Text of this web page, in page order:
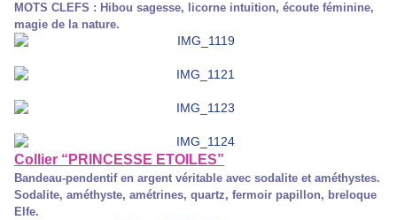
MOTS CLEFS : Hibou sagesse, licorne intuition, écoute féminine,
magie de la nature.
Collier “PRINCESSE ETOILES”
Bandeau-pendentif en argent véritable avec sodalite et améthystes.
Sodalite, améthyste, amétrines, quartz, fermoir papillon, breloque
Elfe.